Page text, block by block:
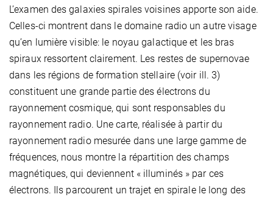
L’examen des galaxies spirales voisines apporte son aide.
Celles-ci montrent dans le domaine radio un autre visage
qu’en lumière visible: le noyau galactique et les bras
spiraux ressortent clairement. Les restes de supernovae
dans les régions de formation stellaire (voir ill. 3)
constituent une grande partie des électrons du
rayonnement cosmique, qui sont responsables du
rayonnement radio. Une carte, réalisée à partir du
rayonnement radio mesurée dans une large gamme de
fréquences, nous montre la répartition des champs
magnétiques, qui deviennent « illuminés » par ces
électrons. Ils parcourent un trajet en spirale le long des